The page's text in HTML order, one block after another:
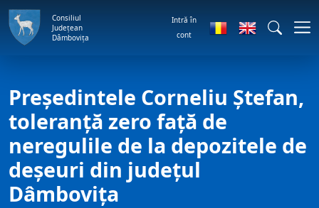
Consiliul
Județean
Dâmbovița
Intră în
cont
Președintele Corneliu Ștefan,
toleranță zero față de
neregulile de la depozitele de
deșeuri din județul
Dâmbovița